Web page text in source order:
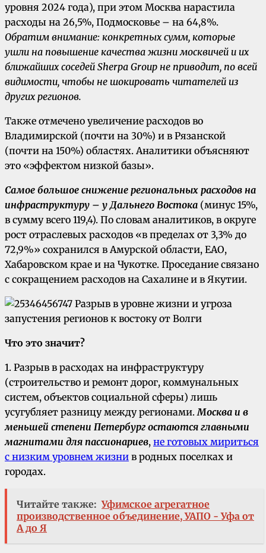
уровня 2024 года), при этом Москва нарастила
расходы на 26,5%, Подмосковье – на 64,8%.
Обратим внимание: конкретных сумм, которые
ушли на повышение качества жизни москвичей и их
ближайших соседей Sherpa Group не приводит, по всей
видимости, чтобы не шокировать читателей из
других регионов.
Также отмечено увеличение расходов во
Владимирской (почти на 30%) и в Рязанской
(почти на 150%) областях. Аналитики объясняют
это «эффектом низкой базы».
Самое большое снижение региональных расходов на
инфраструктуру – у Дальнего Востока (минус 15%,
в сумму всего 119,4). По словам аналитиков, в округе
рост отраслевых расходов «в пределах от 3,3% до
72,9%» сохранился в Амурской области, ЕАО,
Хабаровском крае и на Чукотке. Проседание связано
с сокращением расходов на Сахалине и в Якутии.
Что это значит?
1. Разрыв в расходах на инфраструктуру
(строительство и ремонт дорог, коммунальных
систем, объектов социальной сферы) лишь
усугубляет разницу между регионами. Москва и в
меньшей степени Петербург остаются главными
магнитами для пассионариев, не готовых мириться
с низким уровнем жизни в родных поселках и
городах.
Читайте также: Уфимское агрегатное
производственное объединение, УАПО - Уфа от
А до Я